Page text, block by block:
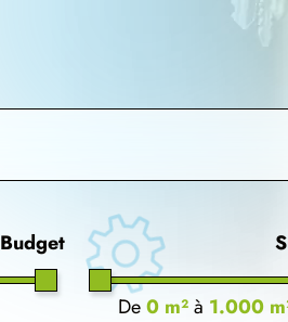
Budget
De0 m²à 1.000